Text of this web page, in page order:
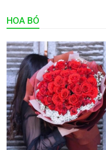
HOA BÓ